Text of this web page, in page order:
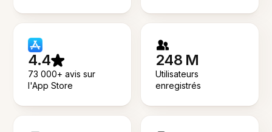
4.4
73 000+ avis sur
l'App Store
248 M
Utilisateurs
enregistrés